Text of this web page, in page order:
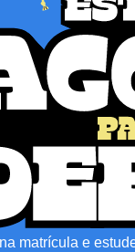
matrícula e